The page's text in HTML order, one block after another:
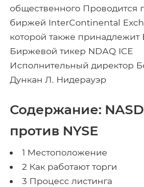
общественного Проводится
биржей InterContinental
которой также принадлежит
Биржевой тикер NDAQ ICE
Исполнительный директор
Дункан Л. Нидерауэр
Содержание:
против NYSE
1 Местоположение
2 Как работают торги
3 Процесс листинга